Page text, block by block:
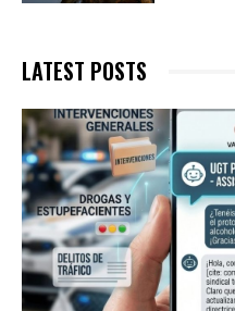
LATEST POSTS